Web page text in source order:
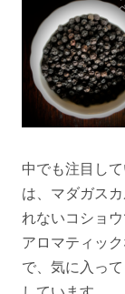
中でも注目し
は、マダガス
れないコショ
アロマティッ
で、気に入っ